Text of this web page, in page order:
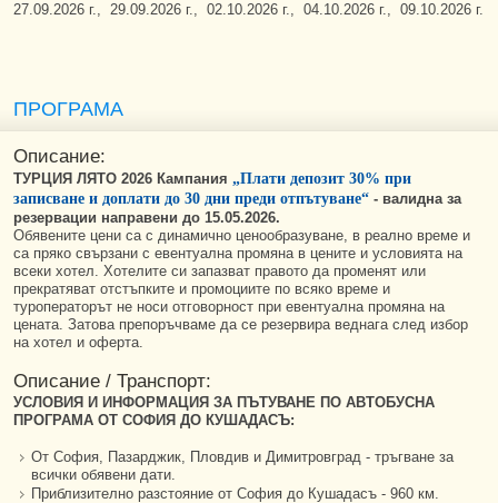
27.09.2026 г., 29.09.2026 г., 02.10.2026 г., 04.10.2026 г., 09.10.2026 г.
ПРОГРАМА
Описание:
ТУРЦИЯ ЛЯТО 2026 Кампания „Плати депозит 30% при
записване и доплати до 30 дни преди отпътуване“ - валидна за
резервации направени до 15.05.2026.
Обявените цени са с динамично ценообразуване, в реално време и
са пряко свързани с евентуална промяна в цените и условията на
всеки хотел. Хотелите си запазват правото да променят или
прекратяват отстъпките и промоциите по всяко време и
туроператорът не носи отговорност при евентуална промяна на
цената. Затова препоръчваме да се резервира веднага след избор
на хотел и оферта.
Описание / Транспорт:
УСЛОВИЯ И ИНФОРМАЦИЯ ЗА ПЪТУВАНЕ ПО АВТОБУСНА
ПРОГРАМА ОТ СОФИЯ ДО КУШАДАСЪ:
От София, Пазарджик, Пловдив и Димитровград - тръгване за
всички обявени дати.
Приблизително разстояние от София до Кушадасъ - 960 км.